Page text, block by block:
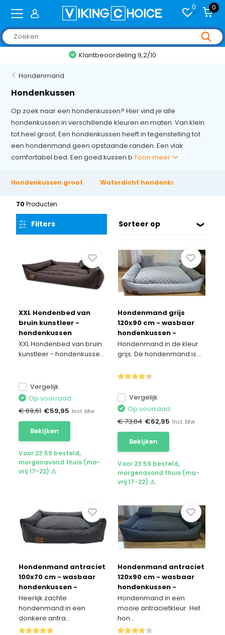
0 0
Klantbeoordeling 9,2/10
Hondenmand
Hondenkussen
Op zoek naar een hondenkussen? Hier vind je alle
hondenkussen in verschillende kleuren en maten. Van klein
tot heel groot. Een hondenkussen heeft in tegenstelling tot
een hondenmand geen opstaande randen. Een vlak
comfortabel bed. Een goed kussen bToon meer
Hondenkussen groot Waterdicht hondenkussen
70Producten
Filters Sorteer op
XXL Hondenbed van
bruin kunstleer -
hondenkussen
hondensofa kattenbed
hondenkorf -
XXL Hondenbed van bruin
kunstleer - hondenkusse...
Vergelijk
Op voorraad
€ 69,61 €59,95 Incl. btw
Bekijken
Voor 23:59 besteld,
morgenavond thuis (ma-
vrij 17-22) ⚠
Hondenmand grijs
120x90 cm - wasbaar
hondenkussen -
waterdicht hondenbed
Hondenmand in de kleur
grijs. De hondenmand is...
Vergelijk
Op voorraad
€ 73,84 €62,95 Incl. btw
Bekijken
Voor 23:59 besteld,
morgenavond thuis (ma-
vrij 17-22) ⚠
Hondenmand antraciet
100x70 cm - wasbaar
hondenkussen -
waterdicht hondenbed
Heerlijk zachte
hondenmand in een
donkere antra...
Hondenmand antraciet
120x90 cm - wasbaar
hondenkussen -
waterdicht hondenbed
Hondenmand in een
mooie antracietkleur. Het
hon...